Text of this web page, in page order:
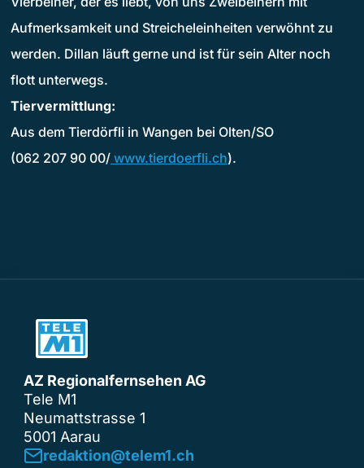
Aufmerksamkeit und Streicheleinheiten verwöhnt zu
werden. Dillan läuft gerne und ist für sein Alter noch
flott unterwegs.
Tiervermittlung:
Aus dem Tierdörfli in Wangen bei Olten/SO
(062 207 90 00/ www.tierdoerfli.ch).
AZ Regionalfernsehen AG
Tele M1
Neumattstrasse 1
5001 Aarau
redaktion@telem1.ch